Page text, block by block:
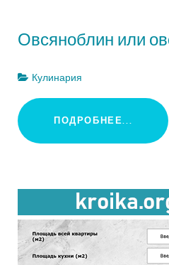
Овсяноблин или
Кулинария
ПОДРОБНЕЕ...